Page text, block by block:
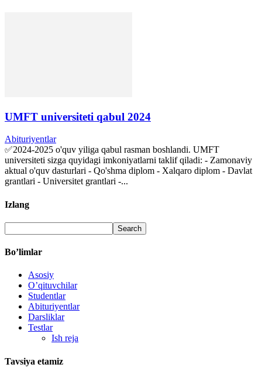
UMFT universiteti qabul 2024
Abituriyentlar
✅2024-2025 o'quv yiliga qabul rasman boshlandi. UMFT
universiteti sizga quyidagi imkoniyatlarni taklif qiladi: - Zamonaviy
aktual o'quv dasturlari - Qo'shma diplom - Xalqaro diplom - Davlat
grantlari - Universitet grantlari -...
Izlang
Bo’limlar
Asosiy
O’qituvchilar
Studentlar
Abituriyentlar
Darsliklar
Testlar
Ish reja
Tavsiya etamiz